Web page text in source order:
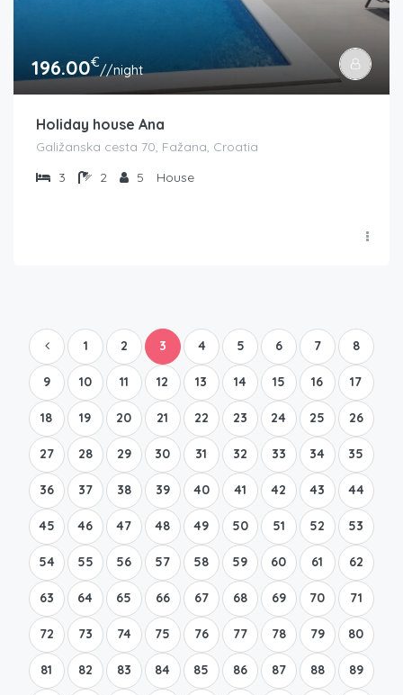
196.00€//night
Holiday house Ana
Galižanska cesta 70, Fažana, Croatia
3
2 5 House
1 2 3 4 5 6 7 8
9 10 11 12 13 14 15 16 17
18 19 20 21 22 23 24 25 26
27 28 29 30 31 32 33 34 35
36 37 38 39 40 41 42 43 44
45 46 47 48 49 50 51 52 53
54 55 56 57 58 59 60 61 62
63 64 65 66 67 68 69 70 71
72 73 74 75 76 77 78 79 80
81 82 83 84 85 86 87 88 89